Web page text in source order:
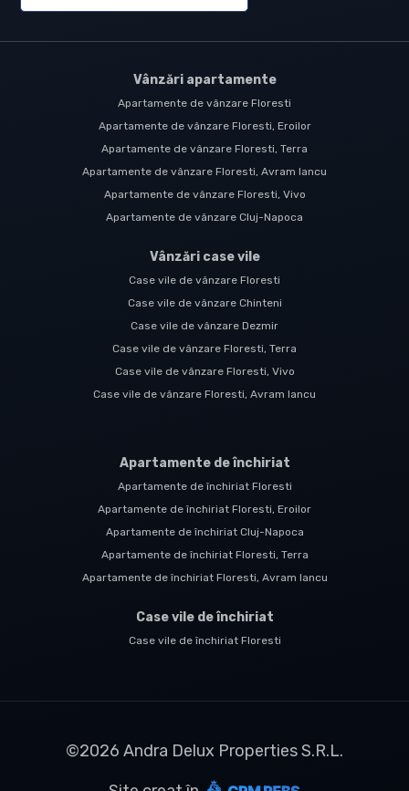
Vânzări apartamente
Apartamente de vânzare Floresti
Apartamente de vânzare Floresti, Eroilor
Apartamente de vânzare Floresti, Terra
Apartamente de vânzare Floresti, Avram Iancu
Apartamente de vânzare Floresti, Vivo
Apartamente de vânzare Cluj-Napoca
Vânzări case vile
Case vile de vânzare Floresti
Case vile de vânzare Chinteni
Case vile de vânzare Dezmir
Case vile de vânzare Floresti, Terra
Case vile de vânzare Floresti, Vivo
Case vile de vânzare Floresti, Avram Iancu
Apartamente de închiriat
Apartamente de închiriat Floresti
Apartamente de închiriat Floresti, Eroilor
Apartamente de închiriat Cluj-Napoca
Apartamente de închiriat Floresti, Terra
Apartamente de închiriat Floresti, Avram Iancu
Case vile de închiriat
Case vile de închiriat Floresti
©2026 Andra Delux Properties S.R.L.